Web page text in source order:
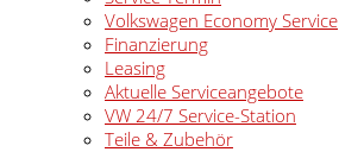
Volkswagen Economy Service
Finanzierung
Leasing
Aktuelle Serviceangebote
VW 24/7 Service-Station
Teile & Zubehör